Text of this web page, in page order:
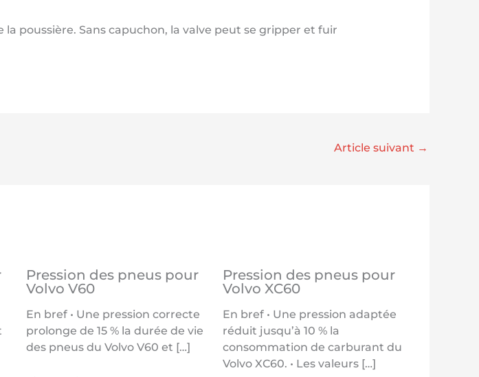
poussière. Sans capuchon, la valve peut se gripper et fuir
Article suivant →
Pression des pneus pour
Volvo V60
En bref • Une pression correcte
prolonge de 15 % la durée de vie
des pneus du Volvo V60 et […]
Pression des pneus pour
Volvo XC60
En bref • Une pression adaptée
réduit jusqu’à 10 % la
consommation de carburant du
Volvo XC60. • Les valeurs […]